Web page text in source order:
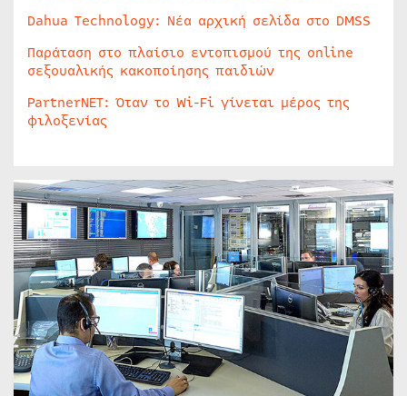
Dahua Technology: Νέα αρχική σελίδα στο DMSS
Παράταση στο πλαίσιο εντοπισμού της online
σεξουαλικής κακοποίησης παιδιών
PartnerNET: Όταν το Wi-Fi γίνεται μέρος της
φιλοξενίας